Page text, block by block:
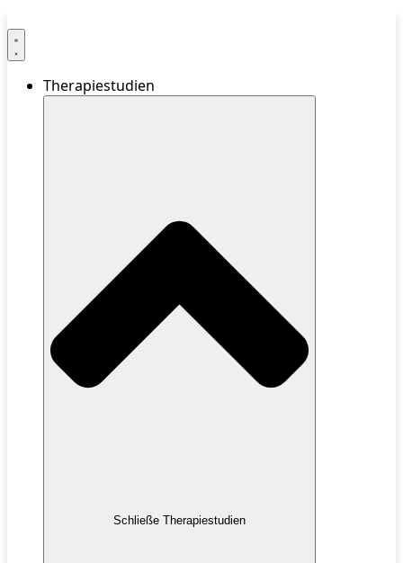
Therapiestudien
Schließe Therapiestudien